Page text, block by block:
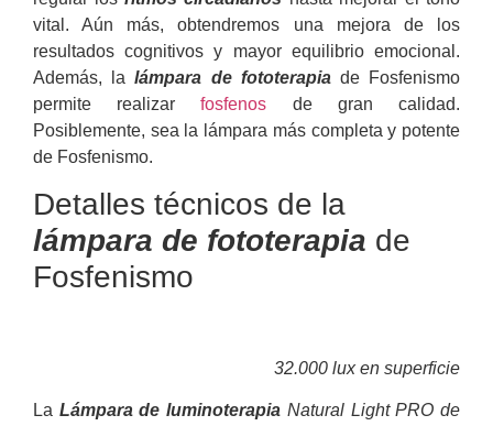
vital. Aún más, obtendremos una mejora de los
resultados cognitivos y mayor equilibrio emocional.
Además, lalámpara de fototerapiade Fosfenismo
permite realizarfosfenos de gran calidad.
Posiblemente, sea la lámpara más completa y potente
de Fosfenismo.
Detalles técnicos de la
lámpara de fototerapia de
Fosfenismo
32.000 lux en superficie
La Lámpara de luminoterapia Natural Light PRO de